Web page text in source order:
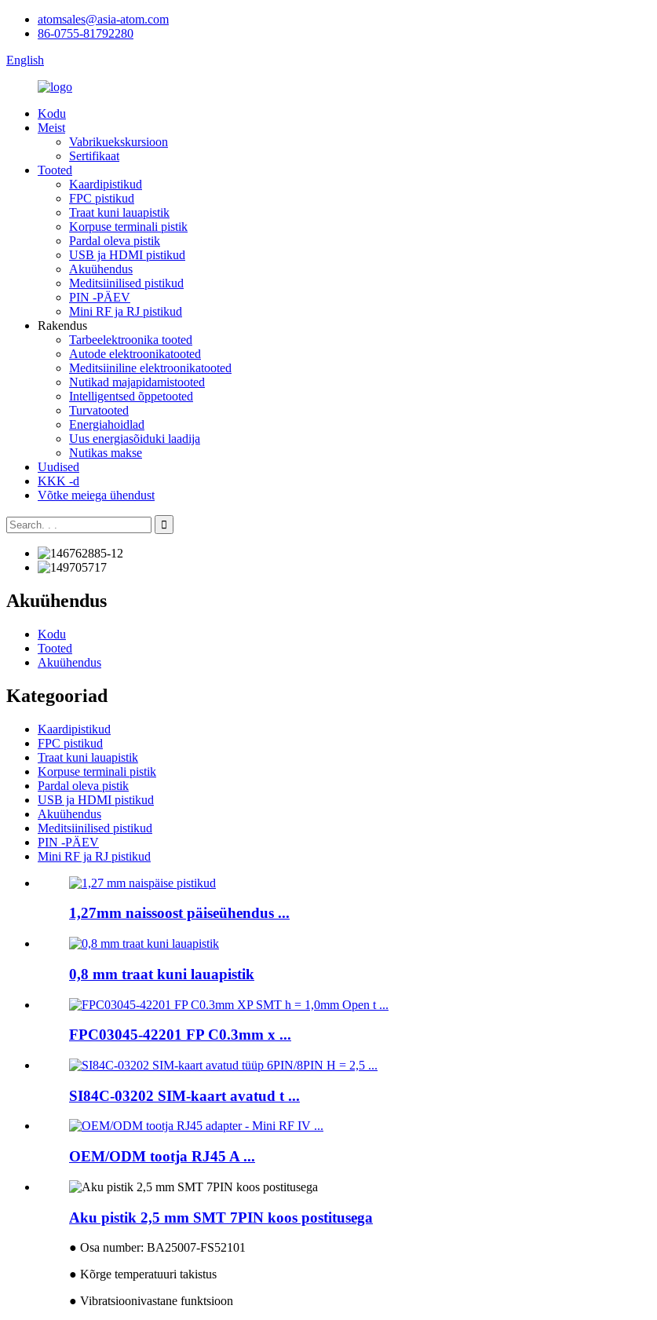
atomsales@asia-atom.com
86-0755-81792280
English
Kodu
Meist
Vabrikuekskursioon
Sertifikaat
Tooted
Kaardipistikud
FPC pistikud
Traat kuni lauapistik
Korpuse terminali pistik
Pardal oleva pistik
USB ja HDMI pistikud
Akuühendus
Meditsiinilised pistikud
PIN -PÄEV
Mini RF ja RJ pistikud
Rakendus
Tarbeelektroonika tooted
Autode elektroonikatooted
Meditsiiniline elektroonikatooted
Nutikad majapidamistooted
Intelligentsed õppetooted
Turvatooted
Energiahoidlad
Uus energiasõiduki laadija
Nutikas makse
Uudised
KKK -d
Võtke meiega ühendust
Akuühendus
Kodu
Tooted
Akuühendus
Kategooriad
Kaardipistikud
FPC pistikud
Traat kuni lauapistik
Korpuse terminali pistik
Pardal oleva pistik
USB ja HDMI pistikud
Akuühendus
Meditsiinilised pistikud
PIN -PÄEV
Mini RF ja RJ pistikud
1,27mm naissoost päiseühendus ...
0,8 mm traat kuni lauapistik
FPC03045-42201 FP C0.3mm x ...
SI84C-03202 SIM-kaart avatud t ...
OEM/ODM tootja RJ45 A ...
Aku pistik 2,5 mm SMT 7PIN koos postitusega
● Osa number: BA25007-FS52101
● Kõrge temperatuuri takistus
● Vibratsioonivastane funktsioon